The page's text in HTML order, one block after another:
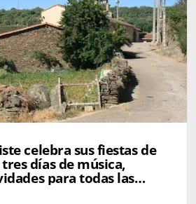
celebra sus fiestas de
días de música,
para todas las